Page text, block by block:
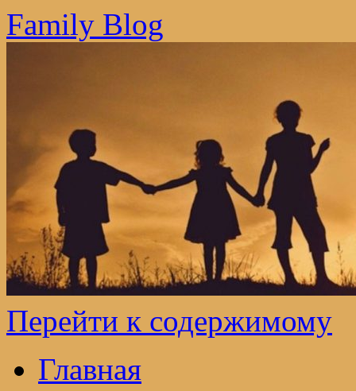
Family Blog
Перейти к содержимому
Главная